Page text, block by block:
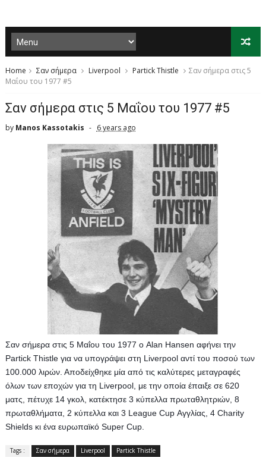
Home Σαν σήμερα Liverpool Partick Thistle
Σαν σήμερα στις 5
Μαΐου του 1977 #5
Σαν σήμερα στις 5 Μαΐου του 1977 #5
by Manos Kassotakis 6 years ago
Σαν σήμερα στις 5 Μαΐου του 1977 o Αlan Hansen αφήνει την
Partick Thistle για να υπογράψει στη Liverpool αντί του ποσού των
100.000 λιρών. Αποδείχθηκε μία από τις καλύτερες μεταγραφές
όλων των εποχών για τη Liverpool, με την οποία έπαιξε σε 620
ματς, πέτυχε 14 γκολ, κατέκτησε 3 κύπελλα πρωταθλητριών, 8
πρωταθλήματα, 2 κύπελλα και 3 League Cup Αγγλίας, 4 Charity
Shields κι ένα ευρωπαϊκό Super Cup.
Tags : Σαν σήμερα Liverpool Partick Thistle